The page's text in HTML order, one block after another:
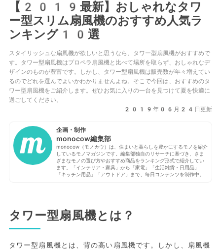
【2019最新】おしゃれなタワ
ー型スリム扇風機のおすすめ人気ラ
ンキング10選
スタイリッシュな扇風機が欲しいと思うなら、タワー型扇風機がおすすめで
す。タワー型扇風機はプロペラ扇風機と比べて場所を取らず、おしゃれなデ
ザインのものが豊富です。しかし、タワー型扇風機は販売数が年々増えてい
るのでどれを選んでよいかわかりませんよね。そこで今回は、おすすめのタ
ワー型扇風機をご紹介します。ぜひお気に入りの一台を見つけて夏を快適に
過ごしてください。
2019年06月24日更新
企画・制作
monocow編集部
monocow（モノカウ）は、住まいと暮らしを豊かにするモノを紹介
しているモノマガジンです。編集部独自のリサーチに基づき、さま
ざまなモノの選び方やおすすめ商品をランキング形式で紹介してい
ます。「インテリア・家具」から「家電」「生活雑貨・日用品」
「キッチン用品」「アウトドア」まで、毎日コンテンツを制作中。
タワー型扇風機とは？
タワー型扇風機とは、背の高い扇風機です。しかし、扇風機